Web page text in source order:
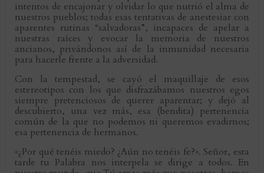
intentos de encajonar y olvidar lo que nutrió el alma de
nuestros pueblos; todas esas tentativas de anestesiar con
aparentes rutinas “salvadoras”, incapaces de apelar a
nuestras raíces y evocar la memoria de nuestros
ancianos, privándonos así de la inmunidad necesaria
para hacerle frente a la adversidad.
Con la tempestad, se cayó el maquillaje de esos
estereotipos con los que disfrazábamos nuestros egos
siempre pretenciosos de querer aparentar; y dejó al
descubierto, una vez más, esa (bendita) pertenencia
común de la que no podemos ni queremos evadirnos;
esa pertenencia de hermanos.
«¿Por qué tenéis miedo? ¿Aún no tenéis fe?». Señor, esta
tarde tu Palabra nos interpela se dirige a todos. En